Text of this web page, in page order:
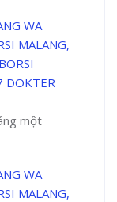
WA
MALANG,
DOKTER
một
WA
MALANG,